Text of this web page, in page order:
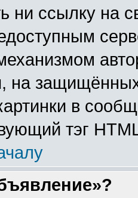
ни ссылку на
на
в
тэг